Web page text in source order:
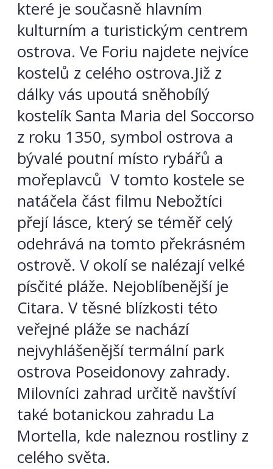
které je současně hlavním
kulturním a turistickým centrem
ostrova. Ve Foriu najdete nejvíce
kostelů z celého ostrova.Již z
dálky vás upoutá sněhobílý
kostelík Santa Maria del Soccorso
z roku 1350, symbol ostrova a
bývalé poutní místo rybářů a
mořeplavců V tomto kostele se
natáčela část filmu Nebožtíci
přejí lásce, který se téměř celý
odehrává na tomto překrásném
ostrově. V okolí se nalézají velké
písčité pláže. Nejoblíbenější je
Citara. V těsné blízkosti této
veřejné pláže se nachází
nejvyhlášenější termální park
ostrova Poseidonovy zahrady.
Milovníci zahrad určitě navštíví
také botanickou zahradu La
Mortella, kde naleznou rostliny z
celého světa.